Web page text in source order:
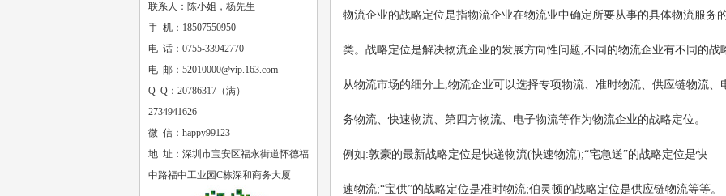
联系人：陈小姐，杨先生
手 机：18507550950
电 话：0755-33942770
电 邮：52010000@vip.163.com
Q Q：20786317（满）
2734941626
微 信：happy99123
地 址：深圳市宝安区福永街道怀德福
中路福中工业园C栋深和商务大厦
物流企业的战略定位是指物流企业在物流业中确定所要从事的具体物流服务
类。战略定位是解决物流企业的发展方向性问题,不同的物流企业有不同的战
从物流市场的细分上,物流企业可以选择专项物流、准时物流、供应链物流、
务物流、快速物流、第四方物流、电子物流等作为物流企业的战略定位。
例如:敦豪的最新战略定位是快递物流(快速物流);“宅急送”的战略定位是快
速物流;“宝供”的战略定位是准时物流;伯灵顿的战略定位是供应链物流等等。